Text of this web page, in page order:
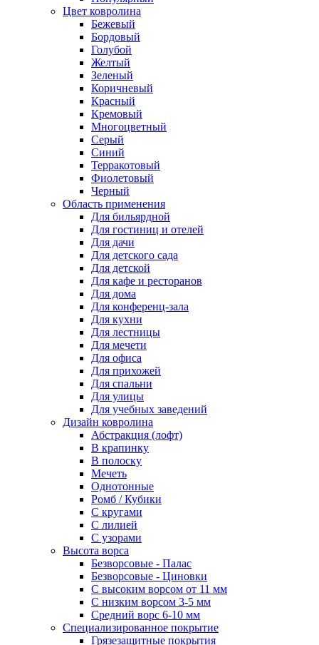
Цвет ковролина
Бежевый
Бордовый
Голубой
Желтый
Зеленый
Коричневый
Красный
Кремовый
Многоцветный
Серый
Синий
Терракотовый
Фиолетовый
Черный
Область применения
Для бильярдной
Для гостиниц и отелей
Для дачи
Для детского сада
Для детской
Для кафе и ресторанов
Для дома
Для конференц-зала
Для кухни
Для лестницы
Для мечети
Для офиса
Для прихожей
Для спальни
Для улицы
Для учебных заведений
Дизайн ковролина
Абстракция (лофт)
В крапинку
В полоску
Мечеть
Однотонные
Ромб / Кубики
С кругами
С лилией
С узорами
Высота ворса
Безворсовые - Палас
Безворсовые - Циновки
С высоким ворсом от 11 мм
С низким ворсом 3-5 мм
Средний ворс 6-10 мм
Специализированное покрытие
Грязезащитные покрытия